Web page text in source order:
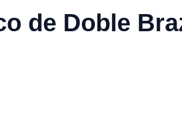
de Doble